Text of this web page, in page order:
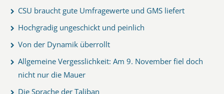
CSU braucht gute Umfragewerte und GMS liefert
Hochgradig ungeschickt und peinlich
Von der Dynamik überrollt
Allgemeine Vergesslichkeit: Am 9. November fiel doch
nicht nur die Mauer
Die Sprache der Taliban